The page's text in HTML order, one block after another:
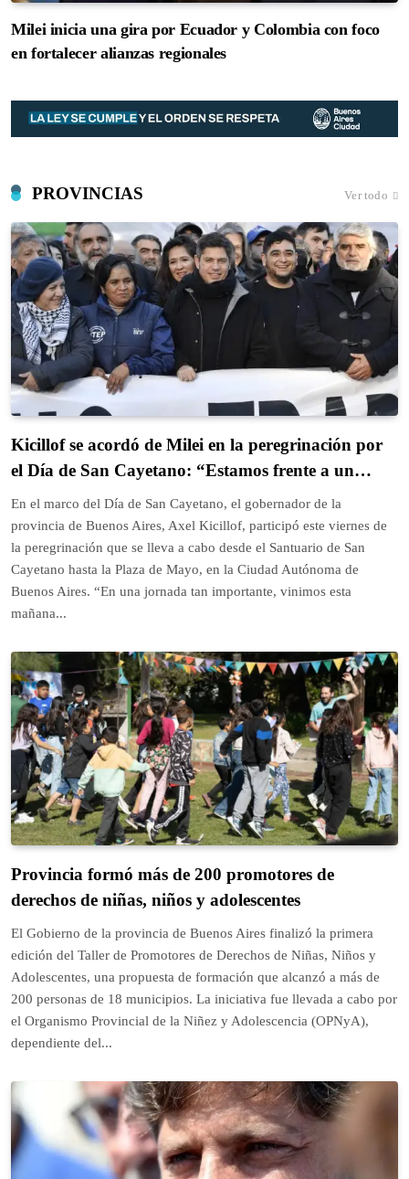
Milei inicia una gira por Ecuador y Colombia con foco
en fortalecer alianzas regionales
Ver todo
PROVINCIAS
Kicillof se acordó de Milei en la peregrinación por
el Día de San Cayetano: “Estamos frente a un
Gobierno que no solo no escucha, sino que además
reprime”
En el marco del Día de San Cayetano, el gobernador de la
provincia de Buenos Aires, Axel Kicillof, participó este viernes de
la peregrinación que se lleva a cabo desde el Santuario de San
Cayetano hasta la Plaza de Mayo, en la Ciudad Autónoma de
Buenos Aires. “En una jornada tan importante, vinimos esta
mañana...
Provincia formó más de 200 promotores de
derechos de niñas, niños y adolescentes
El Gobierno de la provincia de Buenos Aires finalizó la primera
edición del Taller de Promotores de Derechos de Niñas, Niños y
Adolescentes, una propuesta de formación que alcanzó a más de
200 personas de 18 municipios. La iniciativa fue llevada a cabo por
el Organismo Provincial de la Niñez y Adolescencia (OPNyA),
dependiente del...